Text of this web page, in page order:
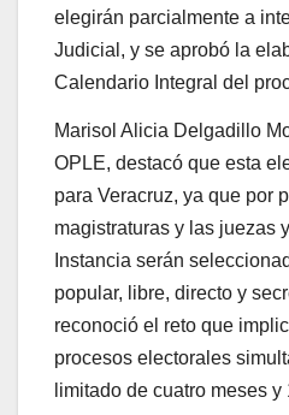
elegirán parcialmente a
Judicial, y se aprobó la
Calendario Integral del
Marisol Alicia Delgadillo
OPLE, destacó que esta
para Veracruz, ya que por
magistraturas y las juezas
Instancia serán
popular, libre, directo y
reconoció el reto que
procesos electorales
limitado de cuatro meses y